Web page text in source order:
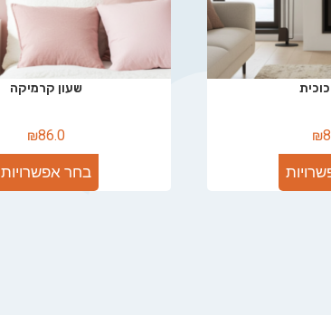
₪
שעון קרמיקה
₪86.0
בחר אפשרויות